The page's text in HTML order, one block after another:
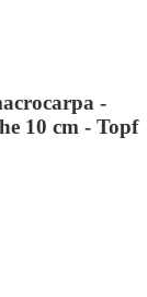
-
10 cm - Topf